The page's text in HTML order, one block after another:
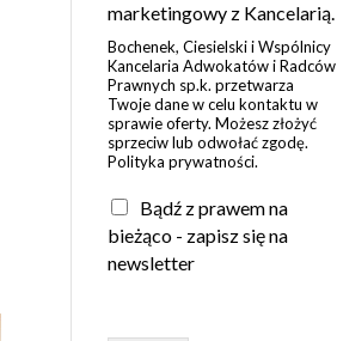
d
a
*
marketingowy z Kancelarią.
Bochenek, Ciesielski i Wspólnicy
Kancelaria Adwokatów i Radców
Prawnych sp.k. przetwarza
Twoje dane w celu kontaktu w
sprawie oferty. Możesz złożyć
sprzeciw lub odwołać zgodę.
Polityka prywatności.
Bądź z prawem na
bieżąco - zapisz się na
newsletter